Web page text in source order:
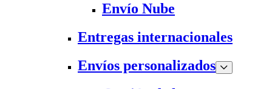
Envío Nube
Entregas internacionales
Envíos personalizados